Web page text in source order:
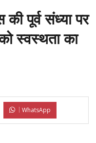
की पूर्व संध्या पर
स्वस्थता का
WhatsApp